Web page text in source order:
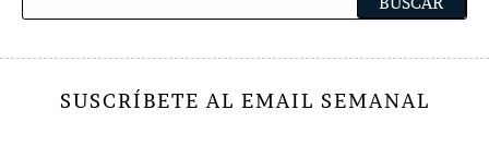
SUSCRÍBETE AL EMAIL SEMANAL